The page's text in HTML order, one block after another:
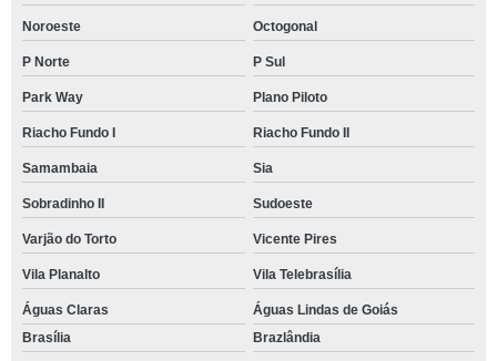
Noroeste Octogonal
P Norte P Sul
Park Way Plano Piloto
Riacho Fundo I Riacho Fundo II
Samambaia Sia
Sobradinho II Sudoeste
Varjão do Torto Vicente Pires
Vila Planalto Vila Telebrasília
Águas Claras
Águas Lindas de Goiás
Brasília
Brazlândia